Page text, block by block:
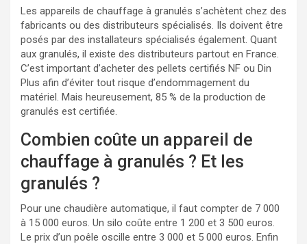
Les appareils de chauffage à granulés s’achètent chez des
fabricants ou des distributeurs spécialisés. Ils doivent être
posés par des installateurs spécialisés également. Quant
aux granulés, il existe des distributeurs partout en France.
C’est important d’acheter des pellets certifiés NF ou Din
Plus afin d’éviter tout risque d’endommagement du
matériel. Mais heureusement, 85 % de la production de
granulés est certifiée.
Combien coûte un appareil de
chauffage à granulés ? Et les
granulés ?
Pour une chaudière automatique, il faut compter de 7 000
à 15 000 euros. Un silo coûte entre 1 200 et 3 500 euros.
Le prix d’un poêle oscille entre 3 000 et 5 000 euros. Enfin